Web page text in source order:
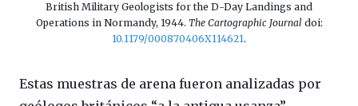
British Military Geologists for the D-Day Landings and
Operations in Normandy, 1944. The Cartographic Journal doi:
10.1179/000870406X114621.
Estas muestras de arena fueron analizadas por